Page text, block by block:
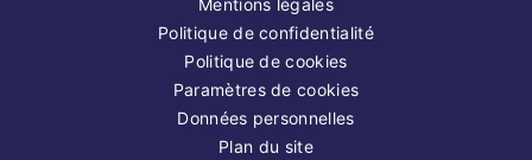
Mentions légales
Politique de confidentialité
Politique de cookies
Paramètres de cookies
Données personnelles
Plan du site